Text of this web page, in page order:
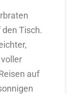
Tisch.
auf